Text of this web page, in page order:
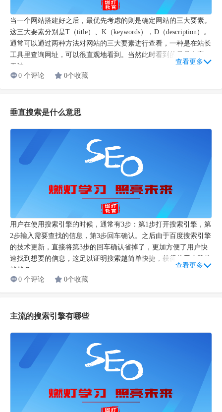
当一个网站搭建好之后，最优先考虑的则是确定网站的三大要素。
这三大要素分别是T（title）、K（keywords），D（description）。
通常可以通过两种方法对网站的三大要素进行查看，一种是在站长
工具里查询网址，可以很直观地看到。当然此时看到的只是文字，
无法...
查看更多
0 个评论
0个收藏
垂直搜索是什么意思
用户在使用搜索引擎的时候，通常有3步：第1步打开搜索引擎，第
2步输入需要查找的信息，第3步回车确认。之后由于百度搜索引擎
的技术更新，直接将第3步的回车确认省掉了，更加方便了用户快
速找到想要的信息，这足以证明搜索越简单快捷，获得的用户群体
就越多。...
查看更多
0 个评论
0个收藏
主流的搜索引擎有哪些